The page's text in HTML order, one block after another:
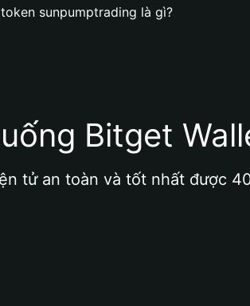
sunpumptrading là gì?
Bitget
tử an toàn và tốt nhất được